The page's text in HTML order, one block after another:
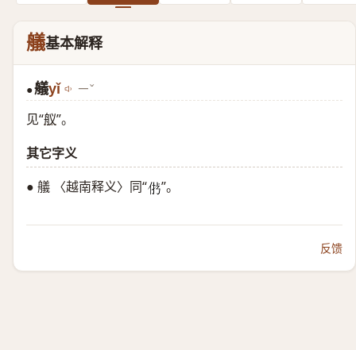
艤基本解释
●艤yǐ ㄧˇ
见“舣”。
其它字义
● 艤 〈越南释义〉同“𠉝 ”。
反馈